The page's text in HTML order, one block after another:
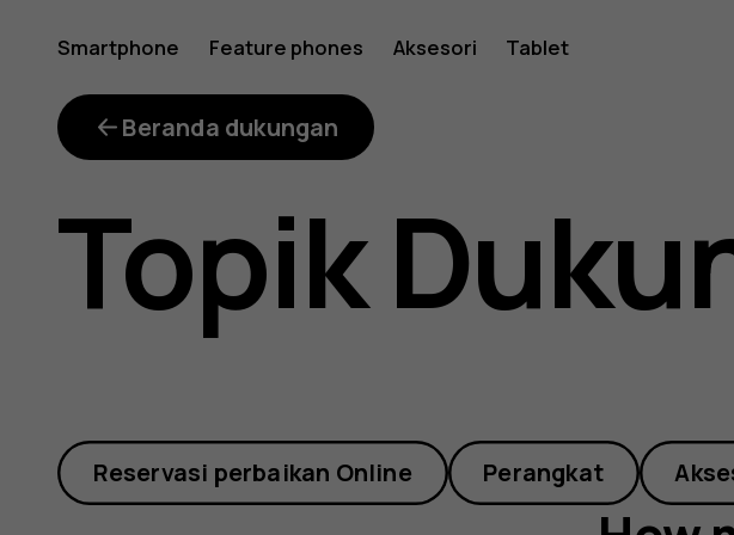
How
much
do
repair
Smartphone Feature phones Aksesori Tablet
Beranda dukungan
Topik
Reservasi perbaikan Online Perangkat